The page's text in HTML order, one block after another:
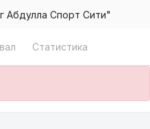
Абдулла Спорт Сити"
Статистика